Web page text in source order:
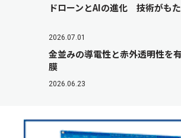
ドローンとAIの進化 技術がも
2026.07.01
金並みの導電性と赤外透明性を
膜
2026.06.23